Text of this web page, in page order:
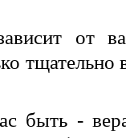
от
быть -